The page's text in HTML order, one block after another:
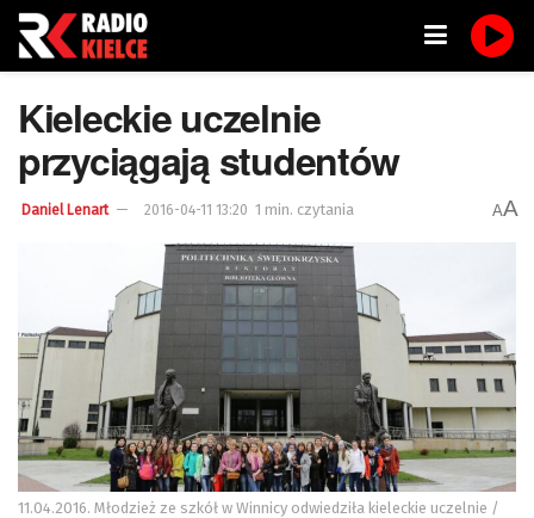
Kieleckie uczelnie
przyciągają studentów
Daniel Lenart 2016-04-11 13:20 1 min. czytania AA
11.04.2016. Młodzież ze szkół w Winnicy odwiedziła kieleckie uczelnie /